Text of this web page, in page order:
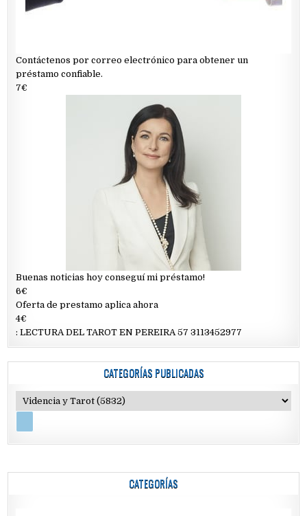
Contáctenos por correo electrónico para obtener un
préstamo confiable.
7€
Buenas noticias hoy conseguí mi préstamo!
6€
Oferta de prestamo aplica ahora
4€
: LECTURA DEL TAROT EN PEREIRA 57 3113452977
CATEGORÍAS PUBLICADAS
CATEGORÍAS